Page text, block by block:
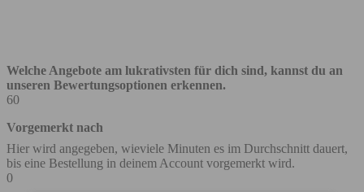
Welche Angebote am lukrativsten für dich sind, kannst du an
unseren Bewertungsoptionen erkennen.
60
Vorgemerkt nach
Hier wird angegeben, wieviele Minuten es im Durchschnitt dauert,
bis eine Bestellung in deinem Account vorgemerkt wird.
0